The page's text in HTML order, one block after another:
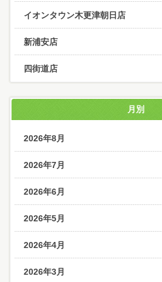
イオンタウン木更津朝日店
新浦安店
四街道店
月別
2026年8月
2026年7月
2026年6月
2026年5月
2026年4月
2026年3月